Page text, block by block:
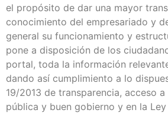
el propósito de dar una mayor
conocimiento del empresariado y
general su funcionamiento y
pone a disposición de los
portal, toda la información
dando así cumplimiento a lo
19/2013 de transparencia, acceso
pública y buen gobierno y en la